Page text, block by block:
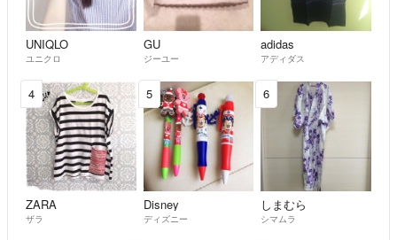
UNIQLO
ユニクロ
GU
ジーユー
adidas
アディダス
4
ZARA
ザラ
5
Disney
ディズニー
6
しまむら
シマムラ